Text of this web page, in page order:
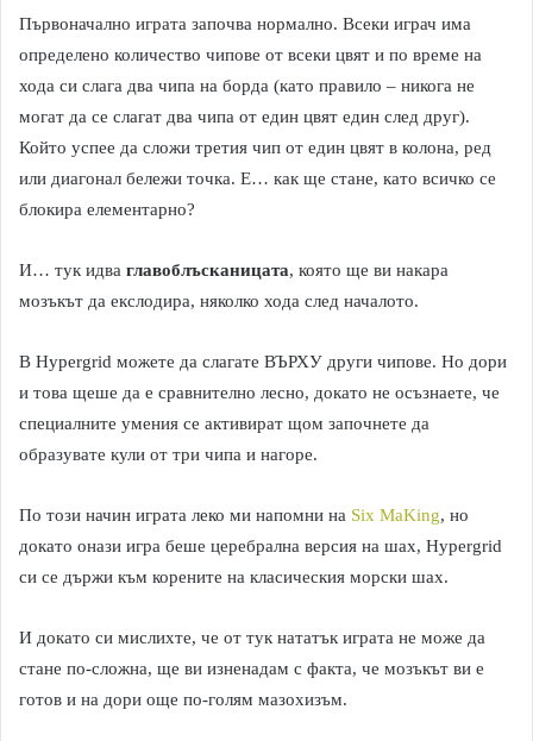
Първоначално играта започва нормално. Всеки играч има
определено количество чипове от всеки цвят и по време на
хода си слага два чипа на борда (като правило – никога не
могат да се слагат два чипа от един цвят един след друг).
Който успее да сложи третия чип от един цвят в колона, ред
или диагонал бележи точка. Е… как ще стане, като всичко се
блокира елементарно?
И… тук идва главоблъсканицата, която ще ви накара
мозъкът да екслодира, няколко хода след началото.
В Hypergrid можете да слагате ВЪРХУ други чипове. Но дори
и това щеше да е сравнително лесно, докато не осъзнаете, че
специалните умения се активират щом започнете да
образувате кули от три чипа и нагоре.
По този начин играта леко ми напомни на Six MaKing, но
докато онази игра беше церебрална версия на шах, Hypergrid
си се държи към корените на класическия морски шах.
И докато си мислихте, че от тук нататък играта не може да
стане по-сложна, ще ви изненадам с факта, че мозъкът ви е
готов и на дори още по-голям мазохизъм.